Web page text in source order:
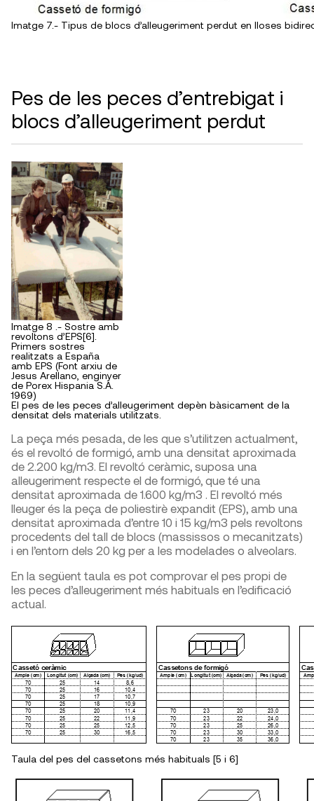
Imatge 7.- Tipus de blocs d’alleugeriment perdut en lloses
Pes de les peces d’entrebigat i
blocs d’alleugeriment perdut
Imatge 8 .- Sostre amb
revoltons d’EPS[6].
Primers sostres
realitzats a España
amb EPS (Font arxiu de
Jesus Arellano, enginyer
de Porex Hispania S.A.
1969)
El pes de les peces d’alleugeriment depèn bàsicament de la
densitat dels materials utilitzats.
La peça més pesada, de les que s’utilitzen actualment,
és el revoltó de formigó, amb una densitat aproximada
de 2.200 kg/m3. El revoltó ceràmic, suposa una
alleugeriment respecte el de formigó, que té una
densitat aproximada de 1.600 kg/m3 . El revoltó més
lleuger és la peça de poliestirè expandit (EPS), amb una
densitat aproximada d’entre 10 i 15 kg/m3 pels revoltons
procedents del tall de blocs (massissos o mecanitzats)
i en l’entorn dels 20 kg per a les modelades o alveolars.
En la següent taula es pot comprovar el pes propi de
les peces d’alleugeriment més habituals en l’edificació
actual.
Taula del pes del cassetons més habituals [5 i 6]